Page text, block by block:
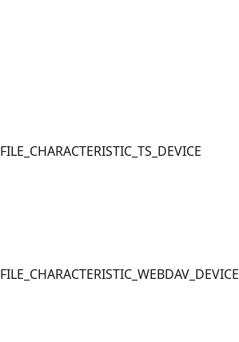
FILE_CHARACTERISTIC_TS_DEVICE
FILE_CHARACTERISTIC_WEBDAV_DEVICE